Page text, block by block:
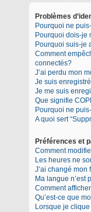
Problèmes
Pourquoi ne
Pourquoi dois-je
Pourquoi suis-je
Comment
connectés?
J’ai perdu mon
Je suis
Je me suis
Que signifie
Pourquoi ne
A quoi sert
Préférences et
Comment
Les heures ne
J’ai changé mon
Ma langue n’est
Comment
Qu’est-ce que
Lorsque je